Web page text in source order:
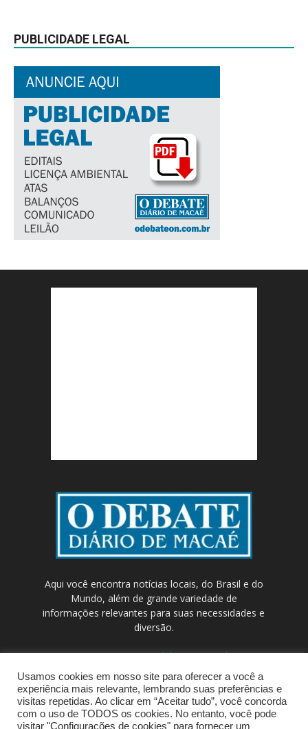
PUBLICIDADE LEGAL
Aqui você encontra notícias locais, do Brasil e do
Mundo, além de grande variedade de
informações relevantes para suas necessidades e
diversão.
Contato:contato@odebateon.com.br /
comercia@odebateon.com.br
Usamos cookies em nosso site para oferecer a você a
experiência mais relevante, lembrando suas preferências e
visitas repetidas. Ao clicar em “Aceitar tudo”, você concorda
com o uso de TODOS os cookies. No entanto, você pode
visitar "Configurações de cookies" para fornecer um